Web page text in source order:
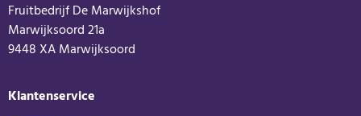
Fruitbedrijf De Marwijkshof
Marwijksoord 21a
9448 XA Marwijksoord
Klantenservice